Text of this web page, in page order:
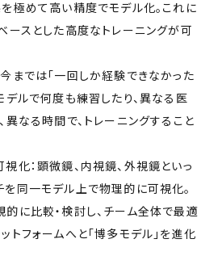
極めて高い精度でモデル化。これに
ースとした高度なトレーニングが可
までは「一回しか経験できなかった
デルで何度も練習したり、異なる医
異なる時間で、トレーニングすること
化：顕微鏡、内視鏡、外視鏡といっ
同一モデル上で物理的に可視化。
に比較・検討し、チーム全体で最適
トフォームへと「博多モデル」を進化